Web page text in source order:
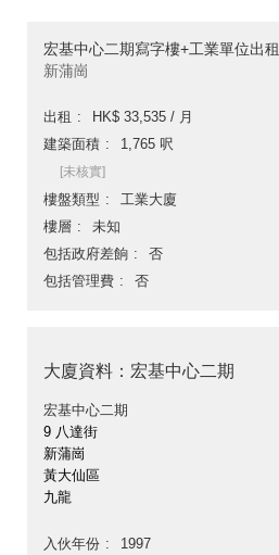
宏基中心二期寫字樓+工業單位出租
新蒲崗
出租
HK$ 33,535 / 月
建築面積
1,765 呎
[未核實]
樓盤類型
工業大廈
樓層
未知
包括政府差餉
否
包括管理費
否
大廈資料：宏基中心二期
宏基中心二期
9 八達街
新蒲崗
黃大仙區
九龍
入伙年份
1997